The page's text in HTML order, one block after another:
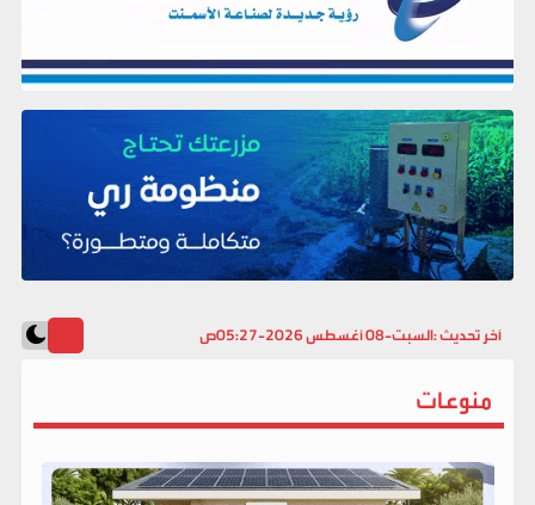
آخر تحديث :السبت-08 أغسطس 2026-05:27ص
منوعات